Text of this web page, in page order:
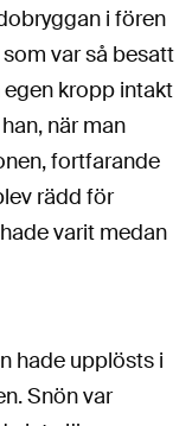
i fören
var så besatt
kropp intakt
när man
fortfarande
rädd för
varit medan
hade upplösts i
Snön var